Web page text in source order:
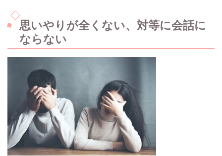
思いやりが全くない、対等に会話に
ならない